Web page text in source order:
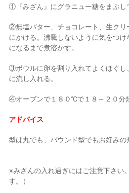
①『みざん』にグラニュー糖をまぶし
②無塩バター、チョコレート、生クリ
にかける。沸騰しないように気をつ
になるまで煮溶かす。
③ボウルに卵を割り入れてよくほぐ
に流し入れる。
④オーブンで１８０℃で１８～２０分
アドバイス
型は丸でも、パウンド型でもお好みの
※みざんの入れ過ぎにはご注意下さい
す。）